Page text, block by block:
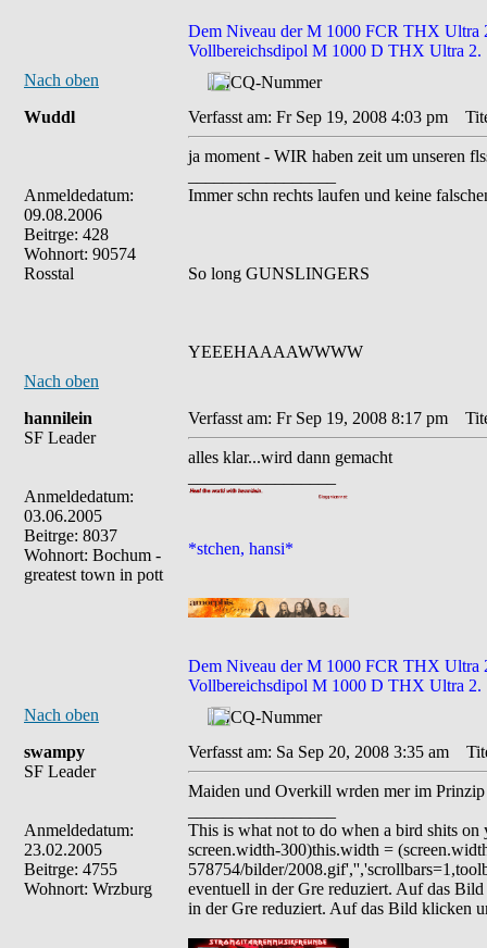
Dem Niveau der M 1000 FCR THX Ultra
Vollbereichsdipol M 1000 D THX Ultra 2.
Nach oben
Wuddl
Anmeldedatum:
09.08.2006
Beitrge: 428
Wohnort: 90574
Rosstal
Verfasst am: Fr Sep 19, 2008 4:03 pm
ja moment - WIR haben zeit um unseren
Immer schn rechts laufen und keine
So long GUNSLINGERS
YEEEHAAAAWWWW
Nach oben
hannilein
SF Leader
Anmeldedatum:
03.06.2005
Beitrge: 8037
Wohnort: Bochum -
greatest town in pott
Verfasst am: Fr Sep 19, 2008 8:17 pm
alles klar...wird dann gemacht
*stchen, hansi*
Dem Niveau der M 1000 FCR THX Ultra
Vollbereichsdipol M 1000 D THX Ultra 2.
Nach oben
swampy
SF Leader
Anmeldedatum:
23.02.2005
Beitrge: 4755
Wohnort: Wrzburg
Verfasst am: Sa Sep 20, 2008 3:35 am
Maiden und Overkill wrden mer im
This is what not to do when a bird shits
screen.width-300)this.width =
578754/bilder/
eventuell in der Gre reduziert. Auf das
in der Gre reduziert. Auf das Bild klicken